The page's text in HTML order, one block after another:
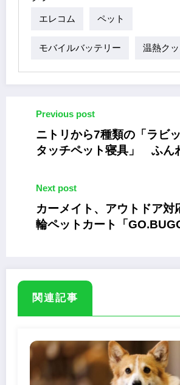
エレコム ペット
モバイルバッテリー 温熱ク
Previous post
ニトリから7種類の「ラビ
タッチペット寝具」 ふん
Next post
カーメイト、アウトドア対
輪ペットカート「
関連記事